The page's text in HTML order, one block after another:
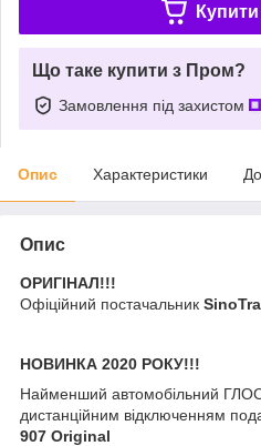
Купити
Що таке купити з Пром?
Замовлення під захистом
Опис Характеристики
Опис
ОРИГІНАЛ!!!
Офіційний постачальник
НОВИНКА 2020 РОКУ!!!
Найменший автомобільний
дистанційним відключенням
907 Original